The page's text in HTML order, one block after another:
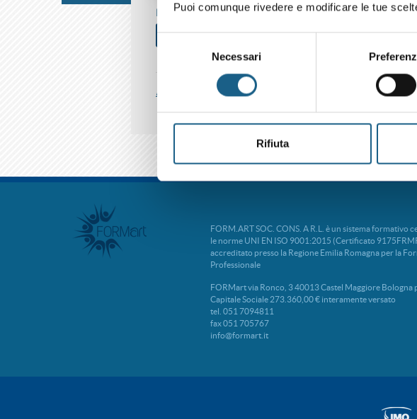
Puoi comunque rivedere e modificare le tue
Necessari
Rifiuta
P. IVA PASSWORD
FORM.ART SOC. CONS. A R.L. è un sistema formativo
le norme UNI EN ISO 9001:2015 (Certificato
accreditato presso la Regione Emilia Romagna per la
Professionale
FORMart via Ronco, 3 40013 Castel Maggiore
Capitale Sociale 273.360,00 € interamente versato
tel. 051 7094811
fax 051 705767
info@formart.it